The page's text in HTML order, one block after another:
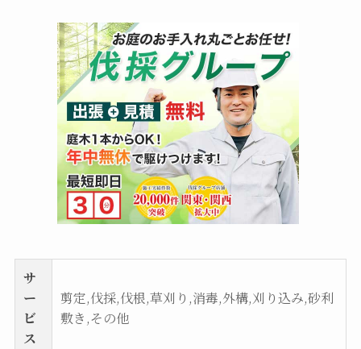
サ
ー
ビ
ス
剪定,伐採,伐根,草刈り,消毒,外構,刈り込み,砂利
敷き,その他